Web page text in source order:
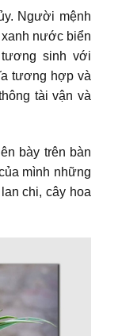
Người mệnh
nước biển
sinh với
tương hợp và
tài vận và
bày trên bàn
mình những
chi, cây hoa